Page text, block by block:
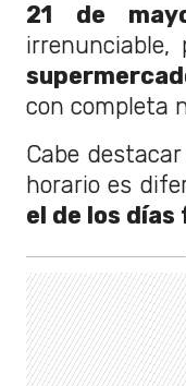
21 de
con completa
Cabe
horario es
el de los